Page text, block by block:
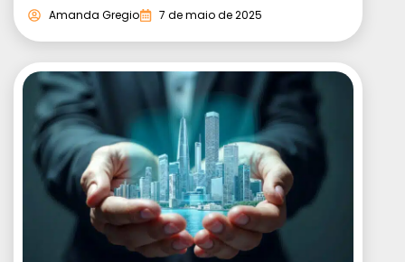
Amanda Gregio 7 de maio de 2025